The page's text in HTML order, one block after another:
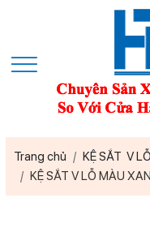
Trang chủ
KỆ SẮT V LỖ
KỆ SẮT V LỖ MÀU